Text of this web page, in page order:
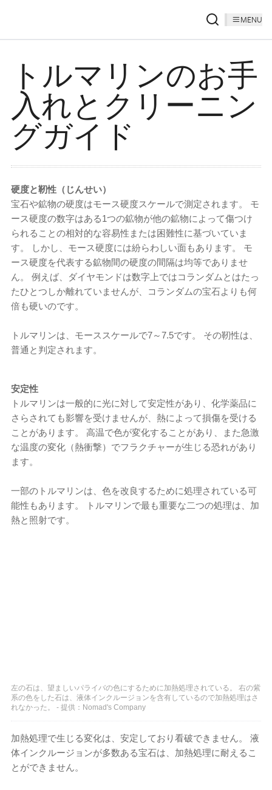
MENU
トルマリンのお手
入れとクリーニン
グガイド
硬度と靭性（じんせい）
宝石や鉱物の硬度はモース硬度スケールで測定されます。 モ
ース硬度の数字はある1つの鉱物が他の鉱物によって傷つけ
られることの相対的な容易性または困難性に基づいていま
す。 しかし、モース硬度には紛らわしい面もあります。 モ
ース硬度を代表する鉱物間の硬度の間隔は均等でありませ
ん。 例えば、ダイヤモンドは数字上ではコランダムとはたっ
たひとつしか離れていませんが、コランダムの宝石よりも何
倍も硬いのです。
トルマリンは、モーススケールで7～7.5です。 その靭性は、
普通と判定されます。
安定性
トルマリンは一般的に光に対して安定性があり、化学薬品に
さらされても影響を受けませんが、熱によって損傷を受ける
ことがあります。 高温で色が変化することがあり、また急激
な温度の変化（熱衝撃）でフラクチャーが生じる恐れがあり
ます。
一部のトルマリンは、色を改良するために処理されている可
能性もあります。 トルマリンで最も重要な二つの処理は、加
熱と照射です。
左の石は、望ましいパライバの色にするために加熱処理されている。 右の紫
系の色をした石は、液体インクルージョンを含有しているので加熱処理はさ
れなかった。 - 提供：Nomad's Company
加熱処理で生じる変化は、安定しており看破できません。 液
体インクルージョンが多数ある宝石は、加熱処理に耐えるこ
とができません。